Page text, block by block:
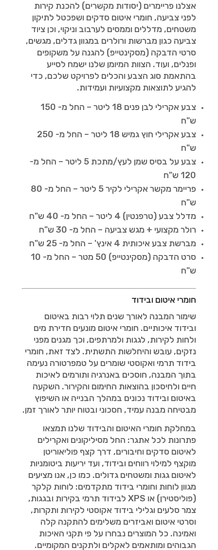
אצלנו פריימרים (יסודות מקשרים) להכנת קירות
לפני צביעה, חומרי איטום סדקים ושפכטל לתיקון
משטחים, מדללים וממסים לערבוב וניקוי, וכן ציוד
צביעה כגון מברשות ורולרים במגוון גדלים, מגשים,
סרטי הדבקה (מסקינטייפ) להגנה על משקופים
ופנלים, ועוד. הצוות המיומן שלנו ישמח לסייע
בהתאמת סוג הצבע והכלים לפרויקט שלכם, כדי
להגיע לתוצאות מקצועיות ועמידות.
צבע אקרילי לבן פנים 18 ליטר – החל מ- 150
ש"ח
צבע אקרילי חוץ גמיש 18 ליטר – החל מ- 250
ש"ח
צבע על בסיס שמן לעץ/מתכת 5 ליטר – החל מ-
120 ש"ח
פריימר מקשר אקרילי לקיר 5 ליטר – החל מ- 80
ש"ח
מדלל צבע (טרפנטין) 4 ליטר – החל מ- 40 ש"ח
רולר מקצועי + מגש צביעה – החל מ- 30 ש"ח
מברשת צבע איכותית 4 אינץ' – החל מ- 25 ש"ח
סרט הדבקה (מסקינטייפ) 50 מטר – החל מ- 10
ש"ח
חומרי איטום ובידוד
שימור המבנה לאורך שנים תלוי רבות באיטום
ובידוד איכותיים. חומרי איטום מונעים חדירת מים
ולחות לקירות, לגגות ולמרתפים, וכך מגנים מפני
נזקים, עובש והיחלשות התשתית. לצד זאת, חומרי
בידוד תרמי ואקוסטי שומרים על טמפרטורה נעימה
בתוך המבנה, חוסכים באנרגיה ותורמים לאיכות
חיים ולחיסכון בהוצאות החימום והקירור. השקעה
באיטום ובידוד נכונים במהלך הבנייה או השיפוץ
מבטיחה מבנה עמיד, חסכוני ובטוח יותר לאורך זמן.
במחלקת חומרי האיטום והבידוד שלנו תמצאו
פתרונות לכל אתגר: החל מסיליקונים ואקרילים
לאיטום סדקים וחיבורים, דרך קצף פוליאוריטן
מוקצף למילוי רווחים ובידוד, ועד יריעות ביטומניות
לאיטום גגות ומשטחים גדולים. כמו כן, אנו מציעים
מגוון לוחות וחומרי בידוד מתקדמים: לוחות קלקר
(פוליסטירן) או XPS לבידוד תרמי בקירות ובגגות,
צמר סלעים וגלילי בידוד אקוסטי לקירות ותקרות,
וסרטי איטום ואביזרים משלימים להתקנה קלה
ואמינה. כל המוצרים נבחרו על פי תקני האיכות
הגבוהים ומותאמים לאקלים ולתקנים המקומיים.